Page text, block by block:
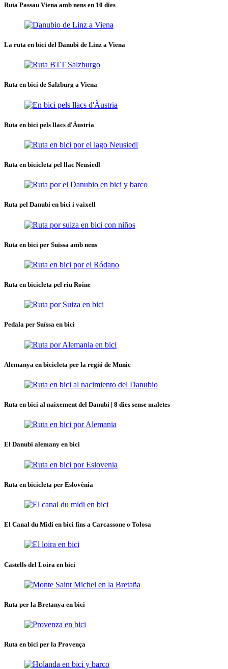
Ruta Passau Viena amb nens en 10 dies
La ruta en bici del Danubi de Linz a Viena
Ruta en bici de Salzburg a Viena
Ruta en bici pels llacs d'Àustria
Ruta en bicicleta pel llac Neusiedl
Ruta pel Danubi en bici i vaixell
Ruta en bici per Suïssa amb nens
Ruta en bicicleta pel riu Roine
Pedala per Suïssa en bici
Alemanya en bicicleta per la regió de Munic
Ruta en bici al naixement del Danubi | 8 dies sense maletes
El Danubi alemany en bici
Ruta en bicicleta per Eslovènia
El Canal du Midi en bici fins a Carcassone o Tolosa
Castells del Loira en bici
Ruta per la Bretanya en bici
Ruta en bici per la Provença